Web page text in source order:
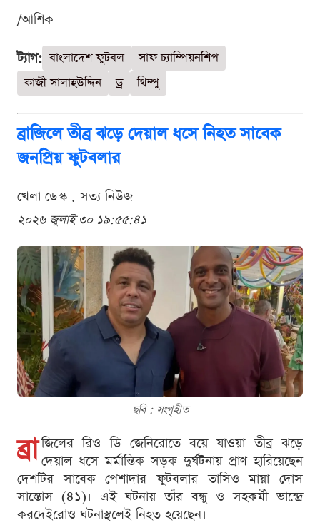
/আশিক
ট্যাগ: বাংলাদেশ ফুটবল
সাফ চ্যাম্পিয়নশিপ
কাজী সালাহউদ্দিন
ড্র থিম্পু
ব্রাজিলে তীব্র ঝড়ে দেয়াল ধসে নিহত সাবেক
জনপ্রিয় ফুটবলার
খেলা ডেস্ক . সত্য নিউজ
২০২৬ জুলাই ৩০ ১৯:৫৫:৪১
ছবি : সংগৃহীত
ব্রা জিলের রিও ডি জেনিরোতে বয়ে যাওয়া তীব্র ঝড়ে
দেয়াল ধসে মর্মান্তিক সড়ক দুর্ঘটনায় প্রাণ হারিয়েছেন
দেশটির সাবেক পেশাদার ফুটবলার তাসিও মায়া দোস
সান্তোস (৪১)। এই ঘটনায় তাঁর বন্ধু ও সহকর্মী ভান্দ্রে
করদেইরোও ঘটনাস্থলেই নিহত হয়েছেন।